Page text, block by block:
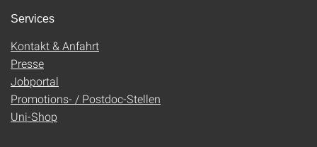
Services
Kontakt & Anfahrt
Presse
Jobportal
Promotions- / Postdoc-Stellen
Uni-Shop